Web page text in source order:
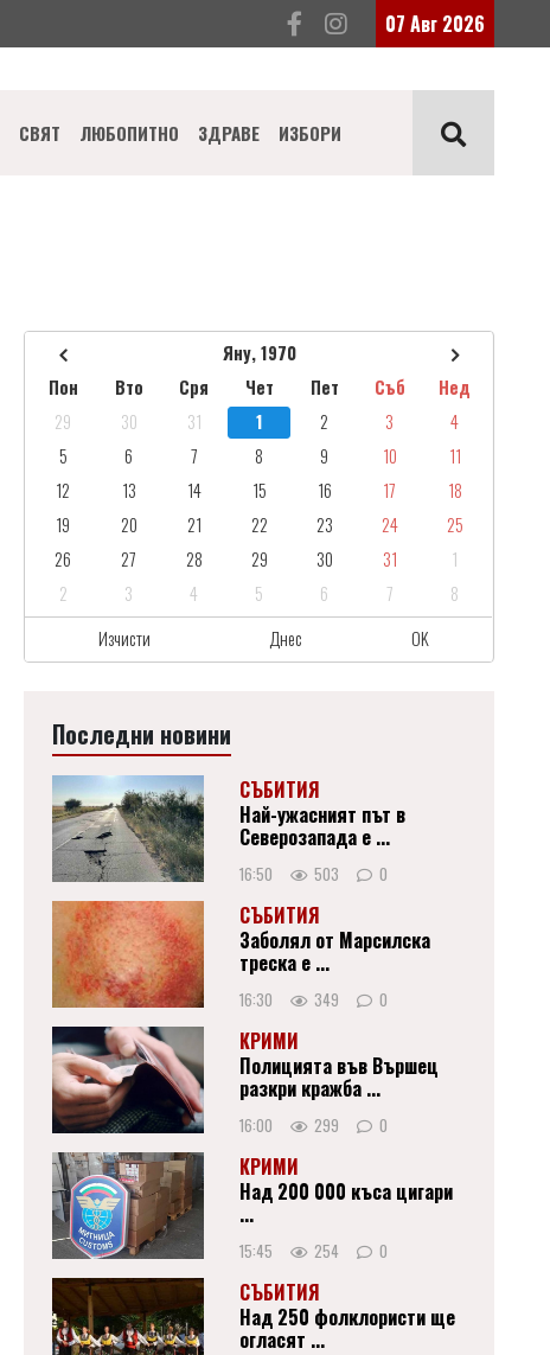
07 Авг 2026
СВЯТ ЛЮБОПИТНО ЗДРАВЕ ИЗБОРИ
Яну, 1970
Пон
Вто Сря Чет Пет Съб
Нед
29
30 31 1 2 3
4
5
6 7 8 9 10
11
12
13 14 15 16 17
18
19
20 21 22 23 24
25
26
27 28 29 30 31
1
2
3 4 5 6 7
8
Изчисти
Днес OK
Последни новини
СЪБИТИЯ
Най-ужасният път в
Северозапада е ...
16:50 503 0
СЪБИТИЯ
Заболял от Марсилска
треска е ...
16:30 349 0
КРИМИ
Полицията във Вършец
разкри кражба ...
16:00 299 0
КРИМИ
Над 200 000 къса цигари
...
15:45 254 0
СЪБИТИЯ
Над 250 фолклористи ще
огласят ...